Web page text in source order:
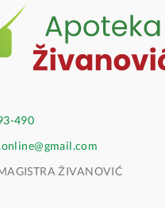
490
ŽIVANOVIĆ